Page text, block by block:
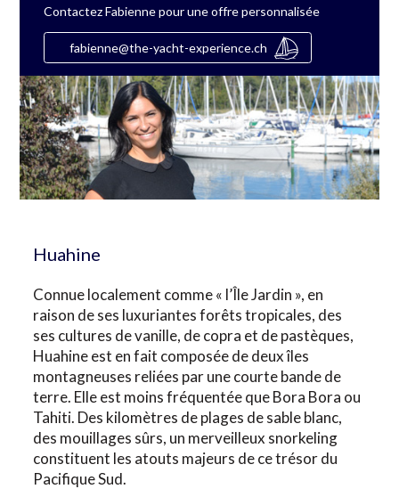
Contactez Fabienne pour une offre personnalisée
fabienne@the-yacht-experience.ch
Huahine
Connue localement comme « l’Île Jardin », en
raison de ses luxuriantes forêts tropicales, des
ses cultures de vanille, de copra et de pastèques,
Huahine est en fait composée de deux îles
montagneuses reliées par une courte bande de
terre. Elle est moins fréquentée que Bora Bora ou
Tahiti. Des kilomètres de plages de sable blanc,
des mouillages sûrs, un merveilleux snorkeling
constituent les atouts majeurs de ce trésor du
Pacifique Sud.